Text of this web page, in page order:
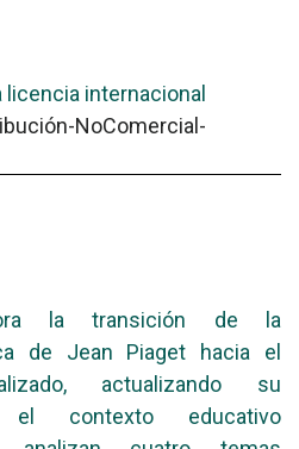
licencia internacional
NoComercial-
la transición de la
de Jean Piaget hacia el
actualizando su
el contexto educativo